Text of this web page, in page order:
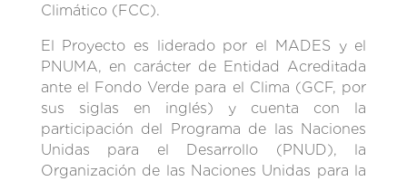
Climático (FCC).
El Proyecto es liderado por el MADES y el
PNUMA, en carácter de Entidad Acreditada
ante el Fondo Verde para el Clima (GCF, por
sus siglas en inglés) y cuenta con la
participación del Programa de las Naciones
Unidas para el Desarrollo (PNUD), la
Organización de las Naciones Unidas para la